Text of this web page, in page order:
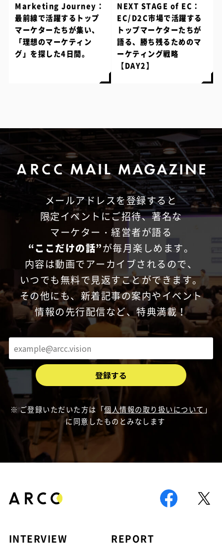
Marketing Journey：
最前線で活躍するトップ
マーケターたちが集い、
「理想のマーケティン
グ」を探した4日間。
NEXT STAGE of EC：
EC/D2C市場で活躍する
トップマーケターたちが
語る、勝ち残るためのマ
ーケティング戦略
【DAY2】
メールアドレスを登録すると
限定イベントにご招待、著名な
マーケター・経営者が語る
“ここだけの話”が毎月楽しめます。
内容は動画でアーカイブされるので、
いつでも無料で見返すことができます。
その他にも、新着記事の案内やイベント
情報の先行配信など、特典満載！
ご登録いただいた方は「個人情報の取り扱いについて 」
に同意したものとみなします
INTERVIEW REPORT